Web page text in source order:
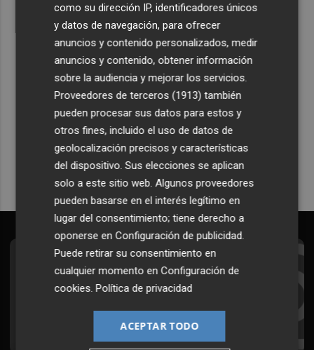
Recibe toda la actualidad de
Plaza Podcast en tu correo
Quiero suscribirme
Suscríbete al Boletín
Todos los días a primera hora en tu email
¡Quiero suscribirme!
como su dirección IP, identificadores únicos
y datos de navegación, para ofrecer
anuncios y contenido personalizados, medir
anuncios y contenido, obtener información
sobre la audiencia y mejorar los servicios.
Proveedores de terceros (1913) también
pueden procesar sus datos para estos y
otros fines, incluido el uso de datos de
geolocalización precisos y características
del dispositivo. Sus elecciones se aplican
solo a este sitio web. Algunos proveedores
pueden basarse en el interés legítimo en
lugar del consentimiento; tiene derecho a
oponerse enConfiguración de publicidad
Puede retirar su consentimiento en
cualquier momento enConfiguración de
cookies .Política de privacidad
ACEPTAR TODO